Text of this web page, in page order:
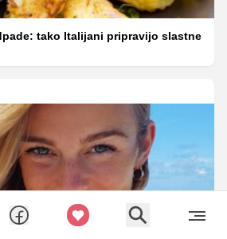
tako Italijani pripravijo slastne